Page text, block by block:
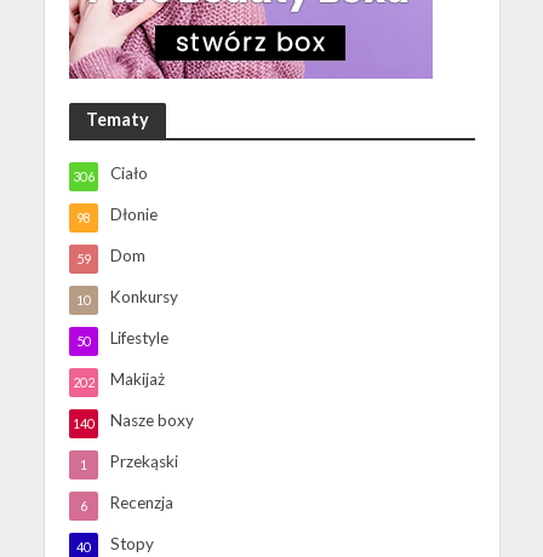
Tematy
Ciało
306
Dłonie
98
Dom
59
Konkursy
10
Lifestyle
50
Makijaż
202
Nasze boxy
140
Przekąski
1
Recenzja
6
Stopy
40